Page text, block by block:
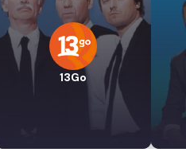
13Go